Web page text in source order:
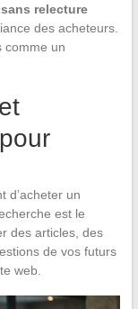
relecture
des acheteurs.
comme un
d’acheter un
est le
des articles, des
de vos futurs
web.